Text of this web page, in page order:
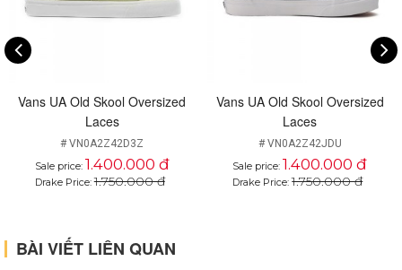
Vans UA Old Skool Oversized
Laces
# VN0A2Z42D3Z
Sale price: 1.400.000 đ
Drake Price:1.750.000 đ
Vans UA Old Skool Oversized
Laces
# VN0A2Z42JDU
Sale price: 1.400.000 đ
Drake Price:1.750.000 đ
BÀI VIẾT LIÊN QUAN